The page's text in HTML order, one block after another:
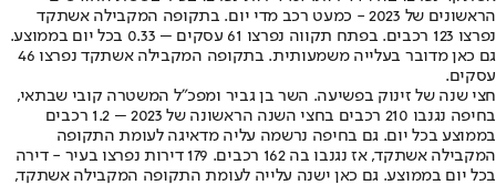
הראשונים של 2023 - כמעט רכב מדי יום. בתקופה המקבילה אשתקד
נפרצו 123 רכבים. בפתח תקווה נפרצו 61 עסקים – 0.33 בכל יום בממוצע.
גם כאן מדובר בעלייה משמעותית. בתקופה המקבילה אשתקד נפרצו 46
עסקים.
חצי שנה של זינוק בפשיעה. השר בן גביר ומפכ"ל המשטרה קובי שבתאי,
בחיפה נגנבו 210 רכבים בחצי השנה הראשונה של 2023 – 1.2 רכבים
בממוצע בכל יום. גם בחיפה נרשמה עליה מדאיגה לעומת התקופה
המקבילה אשתקד, אז נגנבו בה 162 רכבים. 179 דירות נפרצו בעיר - דירה
בכל יום בממוצע. גם כאן ישנה עלייה לעומת התקופה המקבילה אשתקד,